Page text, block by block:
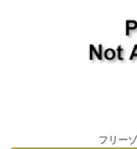
フリー